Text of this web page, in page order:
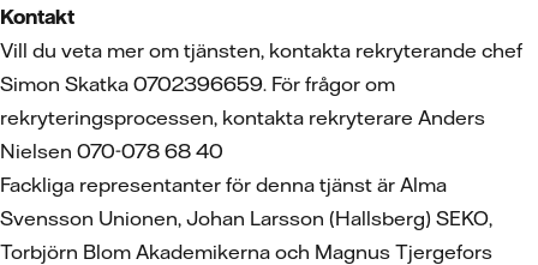
Kontakt
Vill du veta mer om tjänsten, kontakta rekryterande chef
Simon Skatka 0702396659. För frågor om
rekryteringsprocessen, kontakta rekryterare Anders
Nielsen 070-078 68 40
Fackliga representanter för denna tjänst är Alma
Svensson Unionen, Johan Larsson (Hallsberg) SEKO,
Torbjörn Blom Akademikerna och Magnus Tjergefors